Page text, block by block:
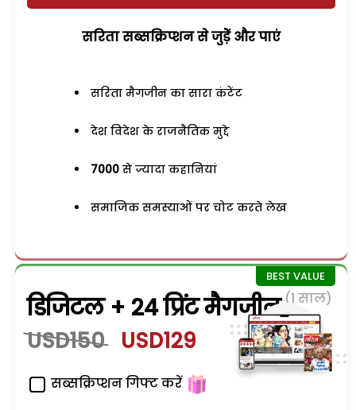
सरिता सब्सक्रिप्शन से जुड़ेें और पाएं
सरिता मैगजीन का सारा कंटेंट
देश विदेश के राजनैतिक मुद्दे
7000 से ज्यादा कहानियां
समाजिक समस्याओं पर चोट करते लेख
डिजिटल + 24 प्रिंट मैगजीन (1 साल)
USD150 USD129
सब्सक्रिप्शन गिफ्ट करें